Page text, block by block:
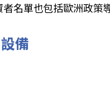
名單也包括歐洲政策
備